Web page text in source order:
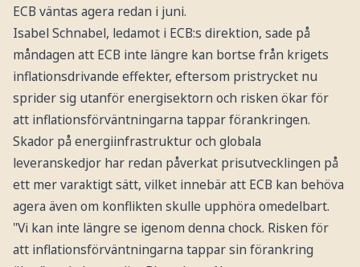
ECB väntas agera redan i juni.
Isabel Schnabel, ledamot i ECB:s direktion, sade på
måndagen att ECB inte längre kan bortse från krigets
inflationsdrivande effekter, eftersom pristrycket nu
sprider sig utanför energisektorn och risken ökar för
att inflationsförväntningarna tappar förankringen.
Skador på energiinfrastruktur och globala
leveranskedjor har redan påverkat prisutvecklingen på
ett mer varaktigt sätt, vilket innebär att ECB kan behöva
agera även om konflikten skulle upphöra omedelbart.
"Vi kan inte längre se igenom denna chock. Risken för
att inflationsförväntningarna tappar sin förankring